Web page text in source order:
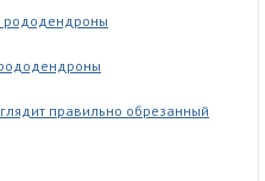
рододендроны
правильно обрезанный